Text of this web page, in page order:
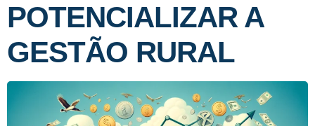
POTENCIALIZAR A
GESTÃO RURAL